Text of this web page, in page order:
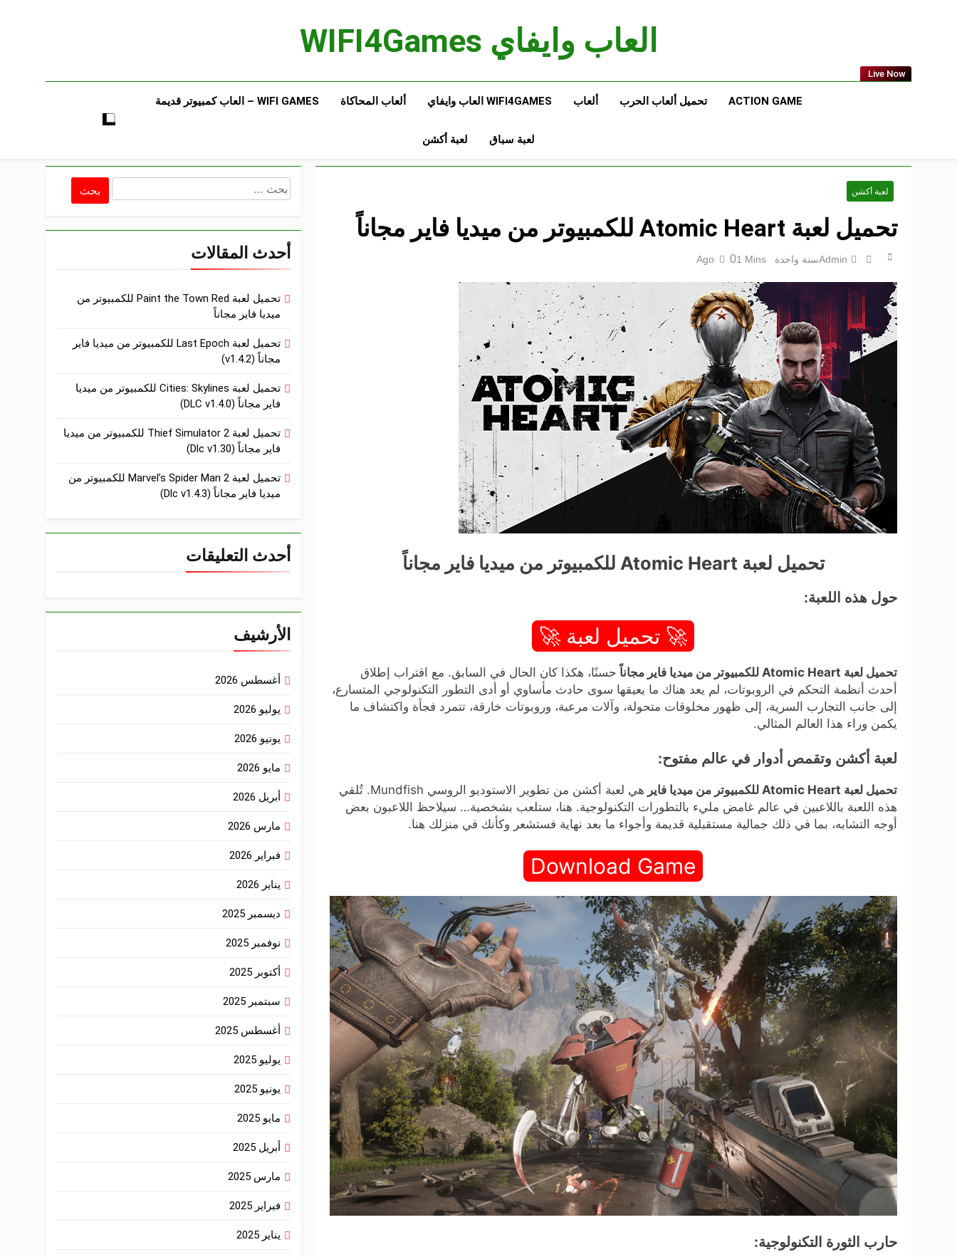
العاب وايفاي WIFI4Games
Live Now
ACTION GAME تحميل ألعاب الحرب ألعاب WIFI4GAMES العاب وايفاي ألعاب المحاكاة WIFI GAMES​ – العاب كمبيوتر قديمة​
لعبة سباق لعبة أكشن
لعبة أكشن
تحميل لعبة Atomic Heart للكمبيوتر من ميديا فاير مجاناً
Adminسنة واحدة Ago 01 Mins
تحميل لعبة Atomic Heart للكمبيوتر من ميديا فاير مجاناً
حول هذه اللعبة:
🚀 تحميل لعبة 🚀
تحميل لعبة Atomic Heart للكمبيوتر من ميديا فاير مجاناً
حسنًا، هكذا كان الحال في السابق. مع اقتراب إطلاق
أحدث أنظمة التحكم في الروبوتات، لم يعد هناك ما يعيقها سوى حادث مأساوي أو أدى التطور التكنولوجي المتسارع،
إلى جانب التجارب السرية، إلى ظهور مخلوقات متحولة، وآلات مرعبة، وروبوتات خارقة، تتمرد فجأة واكتشاف ما
يكمن وراء هذا العالم المثالي.
لعبة أكشن وتقمص أدوار في عالم مفتوح:
تحميل لعبة Atomic Heart للكمبيوتر من ميديا فاير
هي لعبة أكشن من تطوير الاستوديو الروسي Mundfish. تُلقي
هذه اللعبة باللاعبين في عالم غامض مليء بالتطورات التكنولوجية. هنا، ستلعب بشخصية… سيلاحظ اللاعبون بعض
أوجه التشابه، بما في ذلك جمالية مستقبلية قديمة وأجواء ما بعد نهاية فستشعر وكأنك في منزلك هنا.
Download Game
حارب الثورة التكنولوجية:
البحث
أحدث المقالات
تحميل لعبة Paint the Town Red للكمبيوتر من
ميديا فاير مجاناً
تحميل لعبة Last Epoch للكمبيوتر من ميديا فاير
مجاناً (v1.4.2)
تحميل لعبة Cities: Skylines للكمبيوتر من ميديا
فاير مجاناً (DLC v1.4.0)
تحميل لعبة Thief Simulator 2 للكمبيوتر من ميديا
فاير مجاناً (Dlc v1.30)
تحميل لعبة Marvel’s Spider Man 2 للكمبيوتر من
ميديا فاير مجاناً (Dlc v1.4.3)
أحدث التعليقات
الأرشيف
أغسطس 2026
يوليو 2026
يونيو 2026
مايو 2026
أبريل 2026
مارس 2026
فبراير 2026
يناير 2026
ديسمبر 2025
نوفمبر 2025
أكتوبر 2025
سبتمبر 2025
أغسطس 2025
يوليو 2025
يونيو 2025
مايو 2025
أبريل 2025
مارس 2025
فبراير 2025
يناير 2025